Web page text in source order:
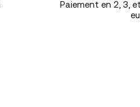
Paiement en 2, 3,